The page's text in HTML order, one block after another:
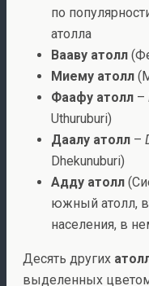
по
атолла
Вааву атолл
Миему атолл
Фаафу атолл –
Uthuruburi)
Даалу атолл –
Dhekunuburi)
Адду атолл
южный атолл,
населения, в
Десять других
выделенных цветом